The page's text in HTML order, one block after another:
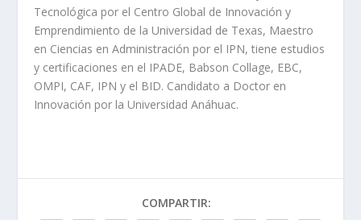
Tecnológica por el Centro Global de Innovación y
Emprendimiento de la Universidad de Texas, Maestro
en Ciencias en Administración por el IPN, tiene estudios
y certificaciones en el IPADE, Babson Collage, EBC,
OMPI, CAF, IPN y el BID. Candidato a Doctor en
Innovación por la Universidad Anáhuac.
COMPARTIR: